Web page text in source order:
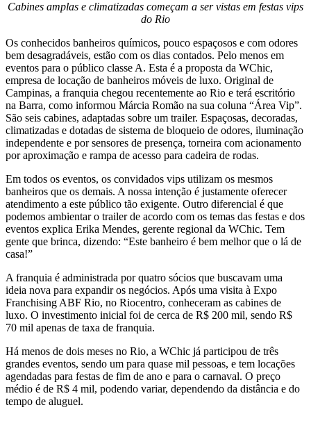
Cabines amplas e climatizadas começam a ser vistas em festas vips
do Rio
Os conhecidos banheiros químicos, pouco espaçosos e com odores
bem desagradáveis, estão com os dias contados. Pelo menos em
eventos para o público classe A. Esta é a proposta da WChic,
empresa de locação de banheiros móveis de luxo. Original de
Campinas, a franquia chegou recentemente ao Rio e terá escritório
na Barra, como informou Márcia Romão na sua coluna “Área Vip”.
São seis cabines, adaptadas sobre um trailer. Espaçosas, decoradas,
climatizadas e dotadas de sistema de bloqueio de odores, iluminação
independente e por sensores de presença, torneira com acionamento
por aproximação e rampa de acesso para cadeira de rodas.
Em todos os eventos, os convidados vips utilizam os mesmos
banheiros que os demais. A nossa intenção é justamente oferecer
atendimento a este público tão exigente. Outro diferencial é que
podemos ambientar o trailer de acordo com os temas das festas e dos
eventos explica Erika Mendes, gerente regional da WChic. Tem
gente que brinca, dizendo: “Este banheiro é bem melhor que o lá de
casa!”
A franquia é administrada por quatro sócios que buscavam uma
ideia nova para expandir os negócios. Após uma visita à Expo
Franchising ABF Rio, no Riocentro, conheceram as cabines de
luxo. O investimento inicial foi de cerca de R$ 200 mil, sendo R$
70 mil apenas de taxa de franquia.
Há menos de dois meses no Rio, a WChic já participou de três
grandes eventos, sendo um para quase mil pessoas, e tem locações
agendadas para festas de fim de ano e para o carnaval. O preço
médio é de R$ 4 mil, podendo variar, dependendo da distância e do
tempo de aluguel.